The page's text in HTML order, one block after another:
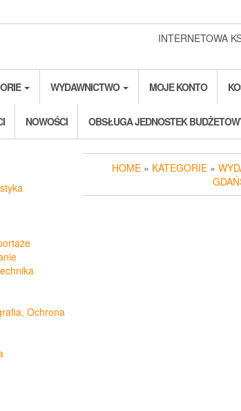
INTERNETOWA
WYDAWNICTWO MOJE KONTO
NOWOŚCI OBSŁUGA JEDNOSTEK
Ochrona
HOME » KATEGORIE »